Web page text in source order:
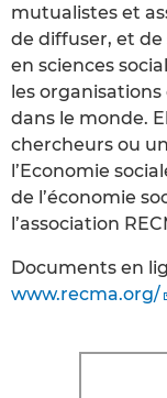
mutualistes et
de diffuser, et
en sciences
les organisations
dans le monde.
chercheurs ou
l’Economie
de l’économie
l’association
Documents en
www.recma.org/